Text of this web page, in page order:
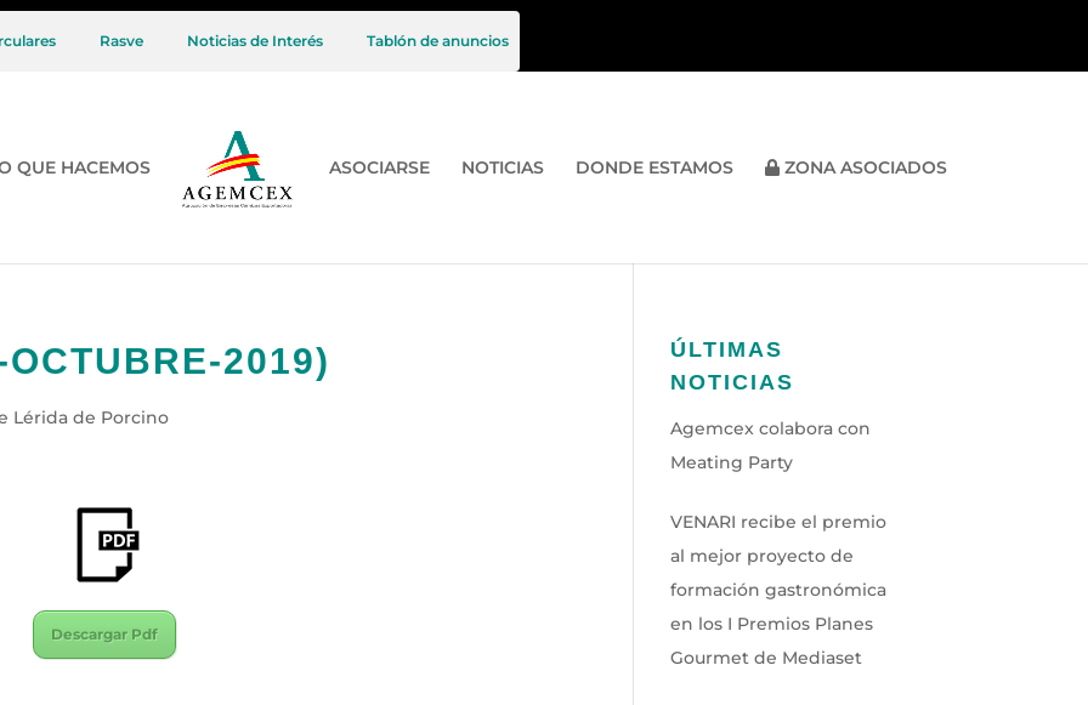
Rasve Noticias de Interés Tablón de anuncios
QUE HACEMOS ASOCIARSE NOTICIAS DONDE ESTAMOS ZONA ASOCIADOS
2019)
Lérida de Porcino
Descargar Pdf
ÚLTIMAS
NOTICIAS
Agemcex colabora con
Meating Party
VENARI recibe el premio
al mejor proyecto de
formación gastronómica
en los I Premios Planes
Gourmet de Mediaset